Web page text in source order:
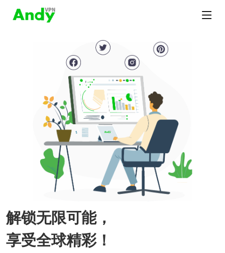
解锁无限可能，
享受全球精彩！